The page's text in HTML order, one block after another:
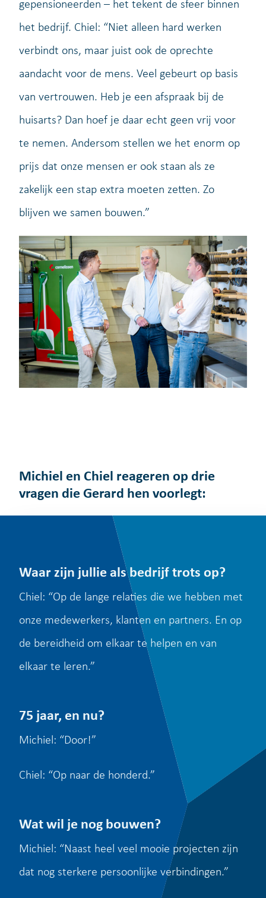
gepensioneerden – het tekent de sfeer binnen
het bedrijf. Chiel: “Niet alleen hard werken
verbindt ons, maar juist ook de oprechte
aandacht voor de mens. Veel gebeurt op basis
van vertrouwen. Heb je een afspraak bij de
huisarts? Dan hoef je daar echt geen vrij voor
te nemen. Andersom stellen we het enorm op
prijs dat onze mensen er ook staan als ze
zakelijk een stap extra moeten zetten. Zo
blijven we samen bouwen.”
Michiel en Chiel reageren op drie
vragen die Gerard hen voorlegt:
Waar zijn jullie als bedrijf trots op?
Chiel: “Op de lange relaties die we hebben met
onze medewerkers, klanten en partners. En op
de bereidheid om elkaar te helpen en van
elkaar te leren.”
75 jaar, en nu?
Michiel: “Door!”
Chiel: “Op naar de honderd.”
Wat wil je nog bouwen?
Michiel: “Naast heel veel mooie projecten zijn
dat nog sterkere persoonlijke verbindingen.”